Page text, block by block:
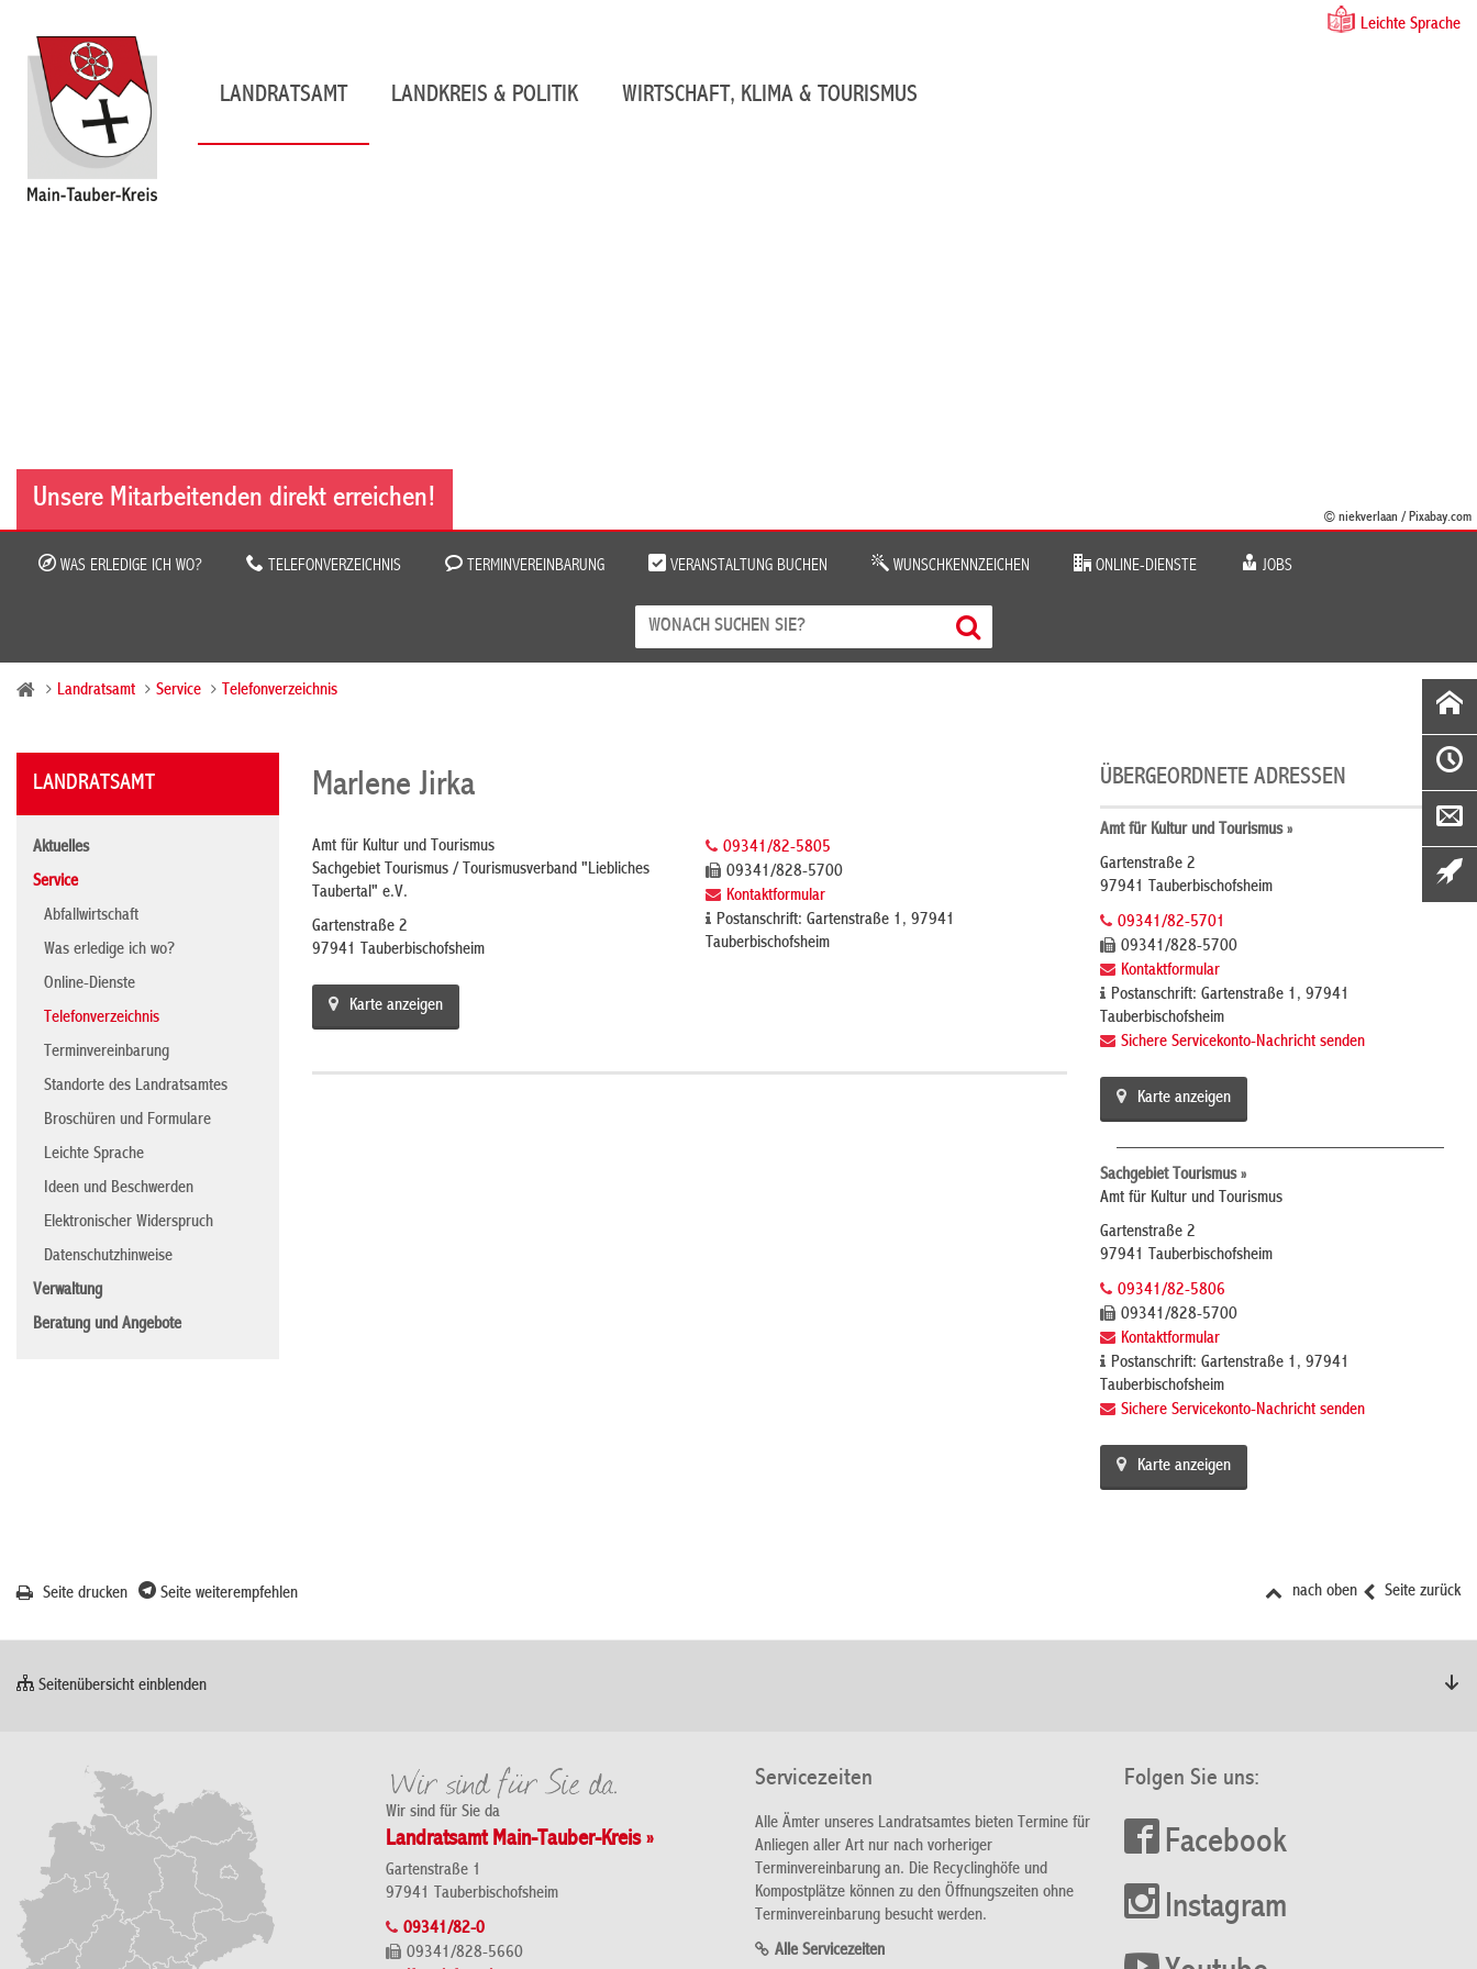
Leichte Sprache
LANDRATSAMT LANDKREIS & POLITIK WIRTSCHAFT, KLIMA & TOURISMUS
Unsere Mitarbeitenden direkt erreichen!
© niekverlaan / Pixabay.com
WAS ERLEDIGE ICH WO? TELEFONVERZEICHNIS TERMINVEREINBARUNG VERANSTALTUNG BUCHEN WUNSCHKENNZEICHEN ONLINE-DIENSTE JOBS
Landratsamt Service Telefonverzeichnis
LANDRATSAMT
Aktuelles
Service
Abfallwirtschaft
Was erledige ich wo?
Online-Dienste
Telefonverzeichnis
Terminvereinbarung
Standorte des Landratsamtes
Broschüren und Formulare
Leichte Sprache
Ideen und Beschwerden
Elektronischer Widerspruch
Datenschutzhinweise
Verwaltung
Beratung und Angebote
Marlene Jirka
Amt für Kultur und Tourismus
Sachgebiet Tourismus / Tourismusverband "Liebliches
Taubertal" e.V.
Gartenstraße 2
97941 Tauberbischofsheim
09341/82-5805
09341/828-5700
Kontaktformular
Postanschrift: Gartenstraße 1, 97941
Tauberbischofsheim
Karte anzeigen
ÜBERGEORDNETE ADRESSEN
Amt für Kultur und Tourismus »
Gartenstraße 2
97941 Tauberbischofsheim
09341/82-5701
09341/828-5700
Kontaktformular
Postanschrift: Gartenstraße 1, 97941
Tauberbischofsheim
Sichere Servicekonto-Nachricht senden
Karte anzeigen
Sachgebiet Tourismus »
Amt für Kultur und Tourismus
Gartenstraße 2
97941 Tauberbischofsheim
09341/82-5806
09341/828-5700
Kontaktformular
Postanschrift: Gartenstraße 1, 97941
Tauberbischofsheim
Sichere Servicekonto-Nachricht senden
Karte anzeigen
Seite zurück
nach oben
Seite drucken Seite weiterempfehlen
Seitenübersicht einblenden
Wir sind für Sie da
Landratsamt Main-Tauber-Kreis »
Gartenstraße 1
97941 Tauberbischofsheim
09341/82-0
09341/828-5660
Servicezeiten
Alle Ämter unseres Landratsamtes bieten Termine für
Anliegen aller Art nur nach vorheriger
Terminvereinbarung an. Die Recyclinghöfe und
Kompostplätze können zu den Öffnungszeiten ohne
Terminvereinbarung besucht werden.
Alle Servicezeiten
Folgen Sie uns:
Facebook
Instagram